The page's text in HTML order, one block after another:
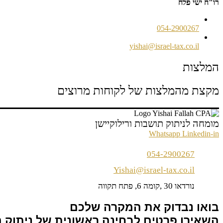
רו"ח ישי פלח
054-2900267
yishai@israel-tax.co.il
המלצות
מקצת מהמלצות של לקוחות מרוצים
מומחה לניתוק תושבות ורילוקיישן
Whatsapp Linkedin-in
054-2900267
Yishai@israel-tax.co.il
נורדאו 30 ,קומה 6, פתח תקווה
בואו נבדוק את המקרה שלכם